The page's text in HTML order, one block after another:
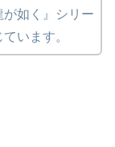
如く』シリー
います。